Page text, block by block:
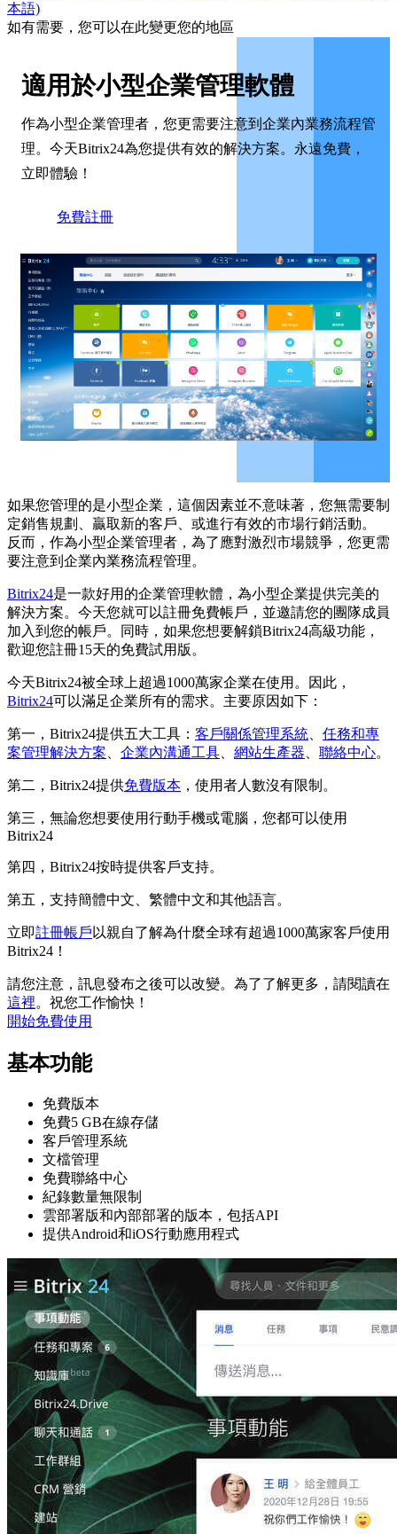
本語)
如有需要，您可以在此變更您的地區
適用於小型企業管理軟體
作為小型企業管理者，您更需要注意到企業內業務流程管
理。今天Bitrix24為您提供有效的解決方案。永遠免費，
立即體驗！
免費註冊
如果您管理的是小型企業，這個因素並不意味著，您無需要制
定銷售規劃、贏取新的客戶、或進行有效的市場行銷活動。
反而，作為小型企業管理者，為了應對激烈市場競爭，您更需
要注意到企業內業務流程管理。
Bitrix24是一款好用的企業管理軟體，為小型企業提供完美的
解決方案。今天您就可以註冊免費帳戶，並邀請您的團隊成員
加入到您的帳戶。同時，如果您想要解鎖Bitrix24高級功能，
歡迎您註冊15天的免費試用版。
今天Bitrix24被全球上超過1000萬家企業在使用。因此，
Bitrix24可以滿足企業所有的需求。主要原因如下：
第一，Bitrix24提供五大工具： 客戶關係管理系統
任務和專
案管理解決方案
企業內溝通工具 網站生產器 聯絡中心。
第二，Bitrix24提供免費版本 ，使用者人數沒有限制。
第三，無論您想要使用行動手機或電腦，您都可以使用
Bitrix24
第四，Bitrix24按時提供客戶支持。
第五，支持簡體中文、繁體中文和其他語言。
立即註冊帳戶 以親自了解為什麼全球有超過1000萬家客戶使用
Bitrix24！
請您注意，訊息發布之後可以改變。為了了解更多，請閱讀在
這裡。祝您工作愉快！
開始免費使用
基本功能
免費版本
免費5 GB在線存儲
客戶管理系統
文檔管理
免費聯絡中心
紀錄數量無限制
雲部署版和內部部署的版本，包括API
提供Android和iOS行動應用程式